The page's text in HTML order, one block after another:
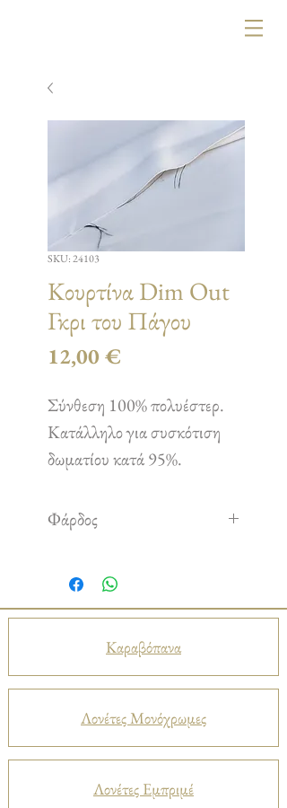
SKU: 24103
Κουρτίνα Dim Out
Γκρι του Πάγου
12,00 €
Σύνθεση 100% πολυέστερ.
Κατάλληλο για συσκότιση
δωματίου κατά 95%.
Φάρδος
Καραβόπανα
Λονέτες Μονόχρωμες
Λονέτες Εμπριμέ